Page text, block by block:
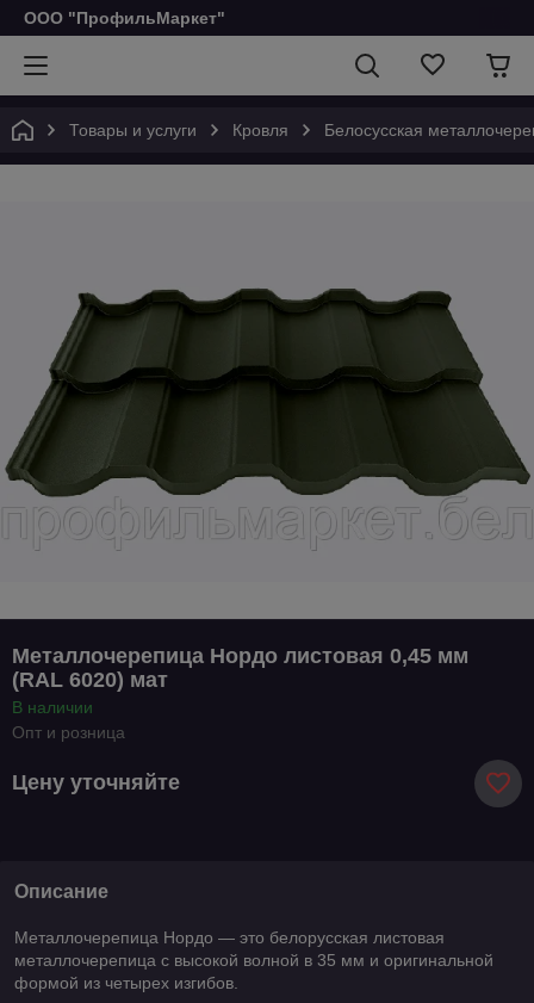
ООО "ПрофильМаркет"
Товары и услуги Кровля Белосусская
Металлочерепица Нордо листовая 0,45 мм
(RAL 6020) мат
В наличии
Опт и розница
Цену уточняйте
Описание
Металлочерепица Нордо — это белорусская листовая
металлочерепица с высокой волной в 35 мм и оригинальной
формой из четырех изгибов.